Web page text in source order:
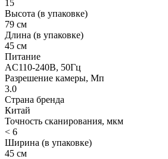
15
Высота (в упаковке)
79 см
Длина (в упаковке)
45 см
Питание
AC110-240В, 50Гц
Разрешение камеры, Мп
3.0
Страна бренда
Китай
Точность сканирования, мкм
< 6
Ширина (в упаковке)
45 см